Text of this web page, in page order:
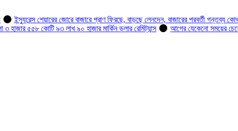
ইন্স্যুরেন্স শেয়ারের জোরে বাজারে প্রাণ ফিরছে, বাড়ছে লেনদেন, বাজারের পরবর্তী গন্তব্য
৩ হাজার ৫৫৮ কোটি ৯৩ লাখ ৯০ হাজার মার্কিন ডলার রেমিট্যান্স
আগের যেকেনো সময়ের